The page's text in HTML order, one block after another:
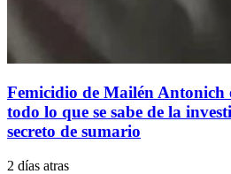
Femicidio de Mailén Antonich
todo lo que se sabe de la
secreto de sumario
2 días atras